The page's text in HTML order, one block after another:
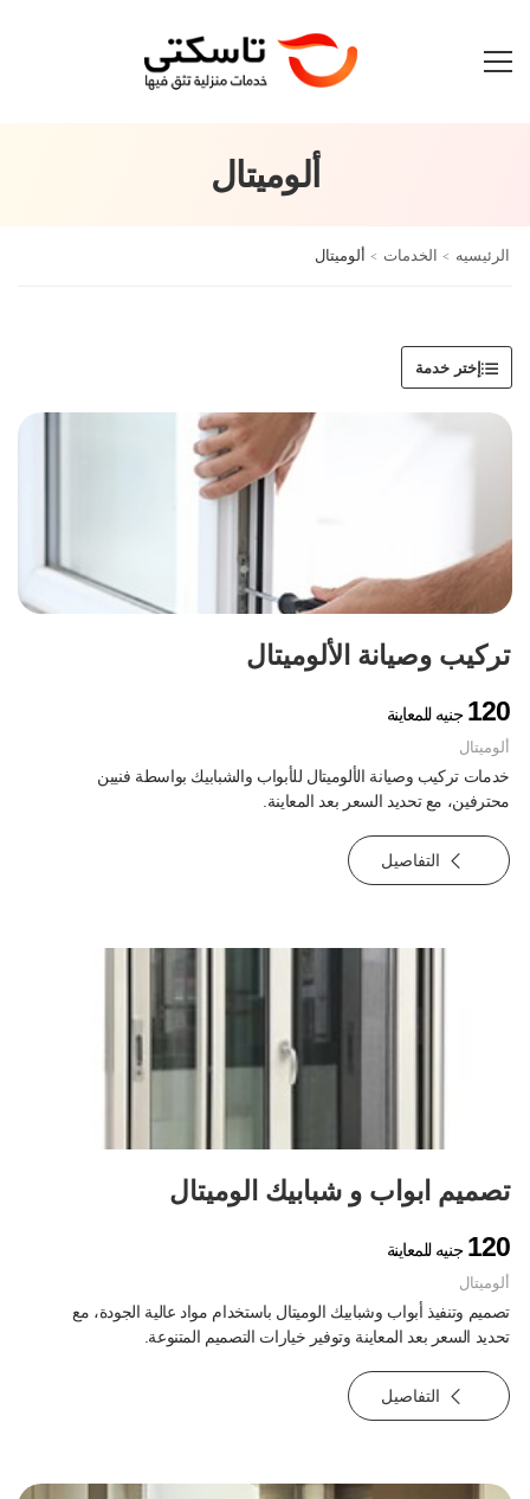
ألوميتال
الرئيسيه الخدمات ألوميتال
إختر خدمة
تركيب وصيانة الألوميتال
120 جنيه للمعاينة
ألوميتال
خدمات تركيب وصيانة الألوميتال للأبواب والشبابيك بواسطة فنيين
محترفين، مع تحديد السعر بعد المعاينة.
التفاصيل
تصميم ابواب و شبابيك الوميتال
120 جنيه للمعاينة
ألوميتال
تصميم وتنفيذ أبواب وشبابيك الوميتال باستخدام مواد عالية الجودة، مع
تحديد السعر بعد المعاينة وتوفير خيارات التصميم المتنوعة.
التفاصيل